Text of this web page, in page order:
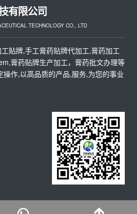
有限公司
TECHNOLOGY CO., LTD
贴牌,手工膏药贴牌代加工,膏药加工
膏药贴牌生产加工，膏药批文办理等
操作,以高品质的产品,服务,为您的事业